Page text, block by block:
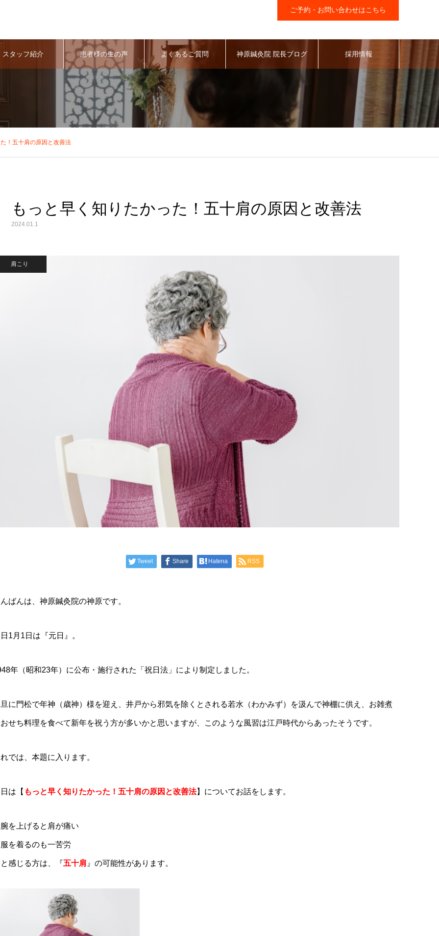
ご予約・お問い合わせはこちら
スタッフ紹介 患者様の生の声 よくあるご質問 神原鍼灸院 院長ブログ 採用情報
！五十肩の原因と改善法
もっと早く知りたかった！五十肩の原因と改善法
2024.01.1
肩こり
Tweet Share Hatena RSS
ばんは、神原鍼灸院の神原です。
1月1日は『元日』。
年（昭和23年）に公布・施行された「祝日法」により制定しました。
に門松で年神（歳神）様を迎え、井戸から邪気を除くとされる若水（わかみず）を汲んで神棚に供え、お雑煮
せち料理を食べて新年を祝う方が多いかと思いますが、このような風習は江戸時代からあったそうです。
では、本題に入ります。
は【 もっと早く知りたかった！五十肩の原因と改善法】についてお話をします。
を上げると肩が痛い
を着るのも一苦労
感じる方は、『五十肩 』の可能性があります。